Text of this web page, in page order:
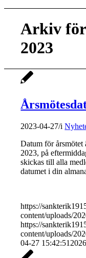
Arkiv
2023
2023-04-27/i
Datum för årsmötet
2023, på
skickas till alla
datumet i din
https://
content/uploads/
https://
content/uploads/
04-27 15:42:51